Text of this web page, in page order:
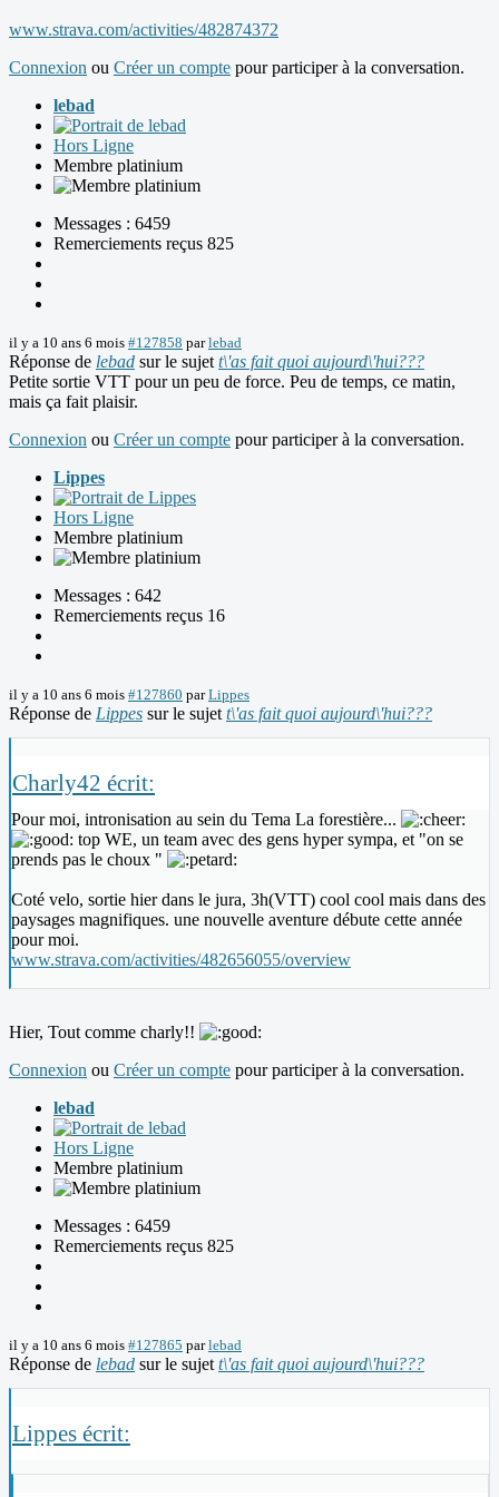
www.strava.com/activities/482874372
Connexion ou Créer un compte pour participer à la conversation.
lebad
Hors Ligne
Membre platinium
Messages : 6459
Remerciements reçus 825
il y a 10 ans 6 mois #127858 parlebad
Réponse de lebad sur le sujet t\'as fait quoi aujourd\'hui???
Petite sortie VTT pour un peu de force. Peu de temps, ce matin,
mais ça fait plaisir.
Connexion ou Créer un compte pour participer à la conversation.
Lippes
Hors Ligne
Membre platinium
Messages : 642
Remerciements reçus 16
il y a 10 ans 6 mois #127860 parLippes
Réponse de Lippes sur le sujet t\'as fait quoi aujourd\'hui???
Charly42 écrit:
Pour moi, intronisation au sein du Tema La forestière...
top WE, un team avec des gens hyper sympa, et "on se
prends pas le choux "
Coté velo, sortie hier dans le jura, 3h(VTT) cool cool mais dans des
paysages magnifiques. une nouvelle aventure débute cette année
pour moi.
www.strava.com/activities/482656055/overview
Hier, Tout comme charly!!
Connexion ou Créer un compte pour participer à la conversation.
lebad
Hors Ligne
Membre platinium
Messages : 6459
Remerciements reçus 825
il y a 10 ans 6 mois #127865 parlebad
Réponse de lebad sur le sujet t\'as fait quoi aujourd\'hui???
Lippes écrit: